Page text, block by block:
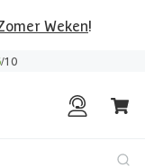
Weken!
/10